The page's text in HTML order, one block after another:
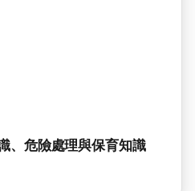
、危險處理與保育知識